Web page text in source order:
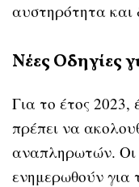
αυστηρότητα και
Νέες Οδηγίες
Για το έτος 2023,
πρέπει να
αναπληρωτών. Οι
ενημερωθούν για